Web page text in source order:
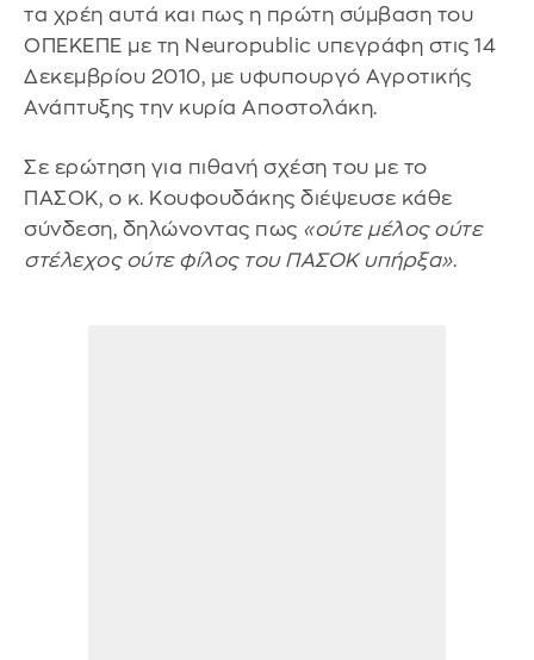
τα χρέη αυτά και πως η πρώτη σύμβαση του
ΟΠΕΚΕΠΕ με τη Neuropublic υπεγράφη στις 14
Δεκεμβρίου 2010, με υφυπουργό Αγροτικής
Ανάπτυξης την κυρία Αποστολάκη.
Σε ερώτηση για πιθανή σχέση του με το
ΠΑΣΟΚ, ο κ. Κουφουδάκης διέψευσε κάθε
σύνδεση, δηλώνοντας πως «ούτε μέλος ούτε
στέλεχος ούτε φίλος του ΠΑΣΟΚ υπήρξα».